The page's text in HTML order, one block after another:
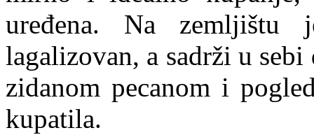
uređena. Na
lagalizovan, a sadrži u
zidanom pecanom i
kupatila.